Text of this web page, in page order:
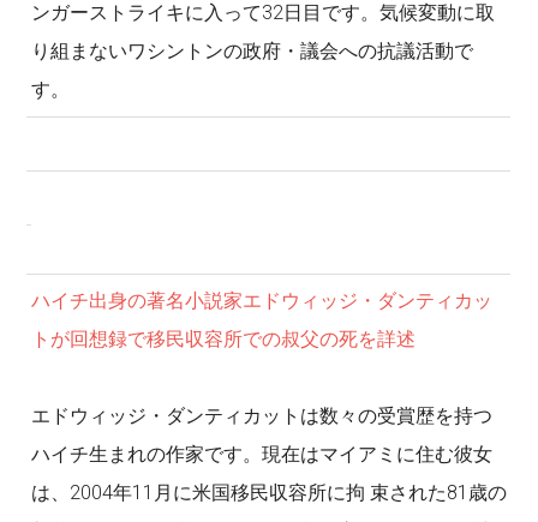
ンガーストライキに入って32日目です。気候変動に取
り組まないワシントンの政府・議会への抗議活動で
す。
ハイチ出身の著名小説家エドウィッジ・ダンティカッ
トが回想録で移民収容所での叔父の死を詳述
エドウィッジ・ダンティカットは数々の受賞歴を持つ
ハイチ生まれの作家です。現在はマイアミに住む彼女
は、2004年11月に米国移民収容所に拘 束された81歳の